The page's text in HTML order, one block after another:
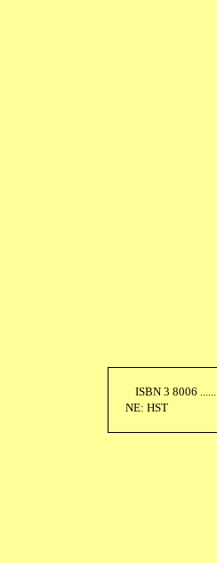
ISBN 3 8006 ......
NE: HST